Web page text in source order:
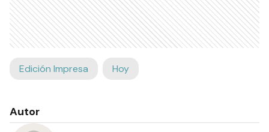
Edición Impresa Hoy
Autor